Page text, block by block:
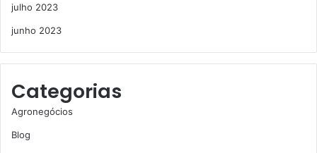
julho 2023
junho 2023
Categorias
Agronegócios
Blog